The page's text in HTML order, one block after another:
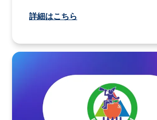
詳細はこちら